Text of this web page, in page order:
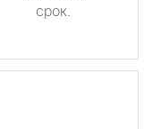
срок.